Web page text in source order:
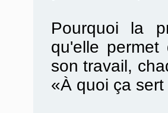
Pourquoi la
qu'elle
son travail,
«À quoi ça